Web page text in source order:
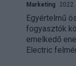
Marketing 2022.
Egyértelmű
fogyasztók
emelkedő
Electric